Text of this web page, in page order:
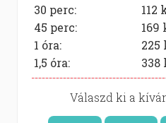
30 perc:
112
45 perc:
169
1 óra:
225
1,5 óra:
338
Válaszd ki a